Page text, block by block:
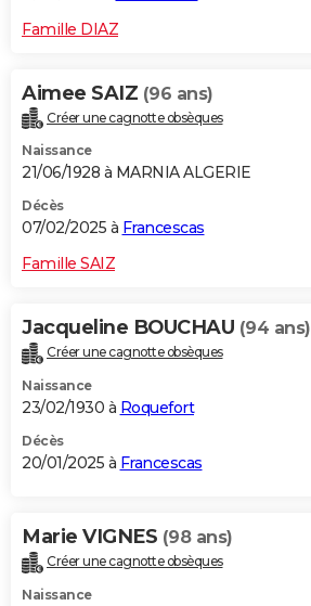
Famille DIAZ
Aimee SAIZ (96 ans)
Créer une cagnotte obsèques
Naissance
21/06/1928 à MARNIA ALGERIE
Décès
07/02/2025 à Francescas
Famille SAIZ
Jacqueline BOUCHAU (94 ans)
Créer une cagnotte obsèques
Naissance
23/02/1930 à Roquefort
Décès
20/01/2025 à Francescas
Marie VIGNES (98 ans)
Créer une cagnotte obsèques
Naissance